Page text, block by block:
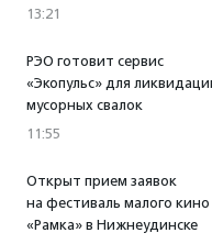
13:21
РЭО готовит сервис
«Экопульс» для
мусорных свалок
11:55
Открыт прием заявок
на фестиваль малого кино
«Рамка» в Нижнеудинске